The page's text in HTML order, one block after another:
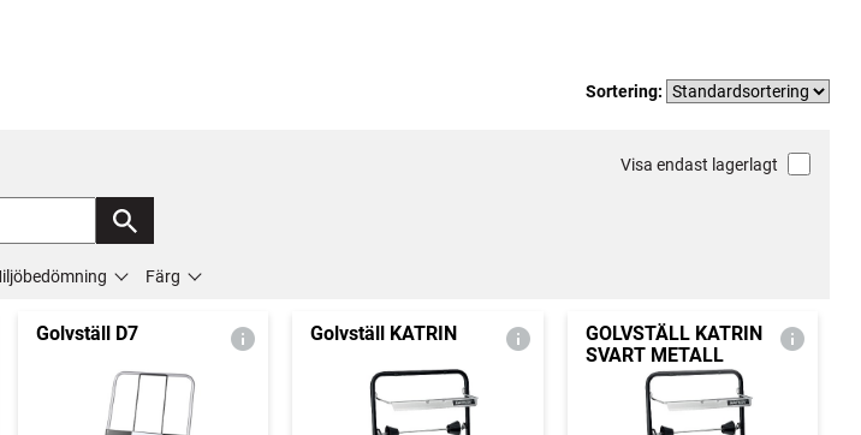
Sortering:
Visa endast lagerlagt
Färg
Golvställ D7 Golvställ KATRIN
GOLVSTÄLL KATRIN
SVART METALL